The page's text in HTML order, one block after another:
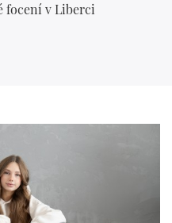
focení v Liberci